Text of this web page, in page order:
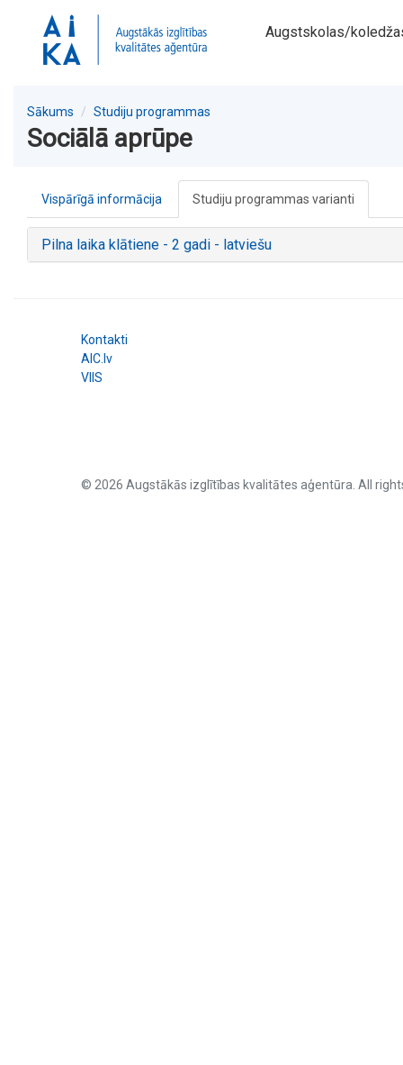
Augstskolas/
Sākums Studiju programmas
Sociālā aprūpe
Vispārīgā informācija Studiju programmas varianti
Pilna laika klātiene - 2 gadi - latviešu
Kontakti
AIC.lv
VIIS
© 2026 Augstākās izglītības kvalitātes aģentūra. All